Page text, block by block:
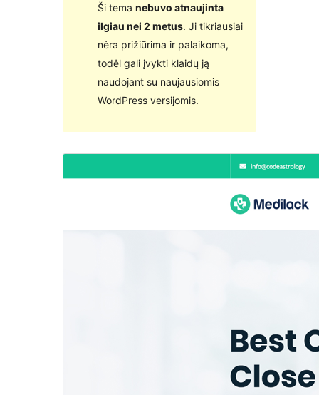
Ši tema nebuvo atnaujinta
ilgiau nei 2 metus. Ji tikriausiai
nėra prižiūrima ir palaikoma,
todėl gali įvykti klaidų ją
naudojant su naujausiomis
WordPress versijomis.